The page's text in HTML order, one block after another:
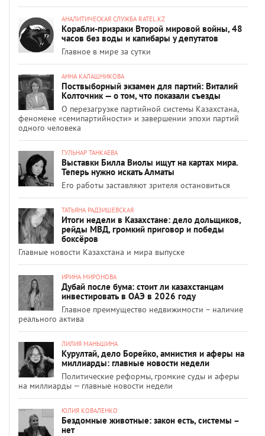
АНАЛИТИЧЕСКАЯ СЛУЖБА RATEL.KZ
Корабли-призраки Второй мировой войны, 48
часов без воды и капибары у депутатов
Главное в мире за сутки
АННА КАЛАШНИКОВА
Поствыборный экзамен для партий: Виталий
Колточник — о том, что показали съезды
О перезагрузке партийной системы Казахстана,
феномене «семипартийности» и завершении эпохи партий
одного человека
ГУЛЬНАР ТАНКАЕВА
Выставки Билла Виолы ищут на картах мира.
Теперь нужно искать Алматы
Его работы заставляют зрителя остановиться
ТАТЬЯНА РАДЗИШЕВСКАЯ
Итоги недели в Казахстане: дело дольщиков,
рейды МВД, громкий приговор и победы
боксёров
Главные новости Казахстана и мира выпуске
ИРИНА МИРОНОВА
Дубай после бума: стоит ли казахстанцам
инвестировать в ОАЭ в 2026 году
Главное преимущество недвижимости – наличие
реального актива
ЛИЛИЯ МАНЬШИНА
Курултай, дело Борейко, амнистия и аферы на
миллиарды: главные новости недели
Политические реформы, громкие суды и аферы
на миллиарды — главные новости недели
ЮЛИЯ КОВАЛЕНКО
Бездомные животные: закон есть, системы –
нет